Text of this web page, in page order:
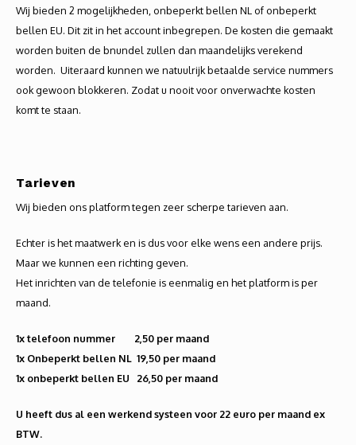
Wij bieden 2 mogelijkheden, onbeperkt bellen NL of onbeperkt
bellen EU. Dit zit in het account inbegrepen. De kosten die gemaakt
worden buiten de bnundel zullen dan maandelijks verekend
worden. Uiteraard kunnen we natuulrijk betaalde service nummers
ook gewoon blokkeren. Zodat u nooit voor onverwachte kosten
komt te staan.
Tarieven
Wij bieden ons platform tegen zeer scherpe tarieven aan.
Echter is het maatwerk en is dus voor elke wens een andere prijs.
Maar we kunnen een richting geven.
Het inrichten van de telefonie is eenmalig en het platform is per
maand.
1x telefoon nummer 2,50 per maand
1x Onbeperkt bellen NL 19,50 per maand
1x onbeperkt bellen EU 26,50 per maand
U heeft dus al een werkend systeen voor 22 euro per maand ex
BTW.